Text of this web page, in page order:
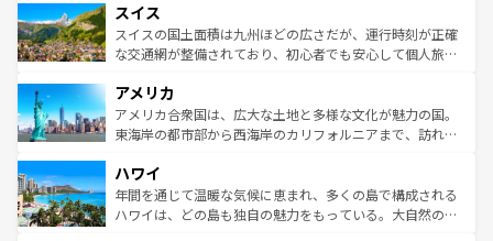
れる地方に足を運ぶとそれぞれで全く異なる文化を体験で
きるだろう。 なお、新着のフランス情報はコンテンツ一覧
を参照してほしい。
は、お酒好きな人にはぜひ体験してほしい。 なお、新着の
ドイツ情報はコンテンツ一覧を参照してほしい。
リアごとに異なる魅力がある。また、優雅なアフタヌーン
ティー、ビール好きにはたまらない英国パブ、サッカー観
戦など、本場だからこそできる体験も豊富。イギリスを旅
ンツ一覧を参照してほしい。
スイス
スイスの国土面積は九州ほどの広さだが、運行時刻が正確
な交通網が整備されており、初心者でも安心して個人旅行
の建物がそのまま残る町や、スイスならではのユニークな
博物館もあり、アルプス観光だけでなく町歩きも満喫する
ことができる。国民の所得が高いため物価も高いが、旅行
ば市内交通費無料で観光を楽しむこともできる。 なお、新
着のスイス情報はコンテンツ一覧 を参照してほしい。
アメリカ
アメリカ合衆国は、広大な土地と多様な文化が魅力の国。
東海岸の都市部から西海岸のカリフォルニアまで、訪れる
のような巨大都市は、観光、ショッピング、エンターテイ
ンメントが詰まった刺激的なスポットだ。一方、アメリカ
西部には大自然が広がり、グランドキャニオンやイエロー
ハワイ
年間を通じて温暖な気候に恵まれ、多くの島で構成される
ハワイは、どの島も独自の魅力をもっている。大自然の神